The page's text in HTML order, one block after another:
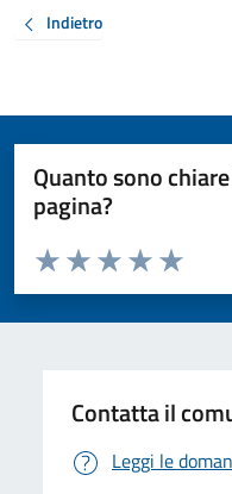
Indietro
Quanto sono
pagina?
Valuta da 1 a 5 stelle la pagina
Valuta 5
Valuta 4
Valuta 3 stelle
Valuta 2 stelle su 5
Valuta 1 stelle su 5
Contatta il
Leggi le